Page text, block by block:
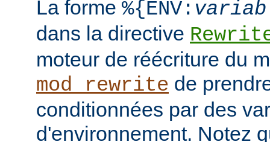
La forme %{ENV:
dans la directive
moteur de réécriture du
mod_rewrite de
conditionnées par des
d'environnement. Notez